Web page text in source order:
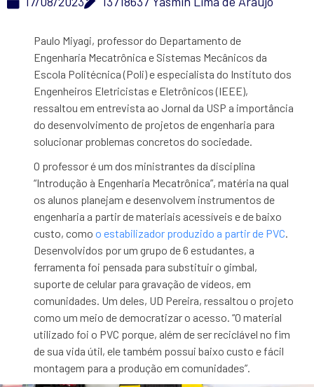
Paulo Miyagi, professor do Departamento de
Engenharia Mecatrônica e Sistemas Mecânicos da
Escola Politécnica (Poli) e especialista do Instituto dos
Engenheiros Eletricistas e Eletrônicos (IEEE),
ressaltou em entrevista ao Jornal da USP a importância
do desenvolvimento de projetos de engenharia para
solucionar problemas concretos do sociedade.
O professor é um dos ministrantes da disciplina
“Introdução à Engenharia Mecatrônica”, matéria na qual
os alunos planejam e desenvolvem instrumentos de
engenharia a partir de materiais acessíveis e de baixo
custo, como o estabilizador produzido a partir de PVC.
Desenvolvidos por um grupo de 6 estudantes, a
ferramenta foi pensada para substituir o gimbal,
suporte de celular para gravação de vídeos, em
comunidades. Um deles, UD Pereira, ressaltou o projeto
como um meio de democratizar o acesso.“O material
utilizado foi o PVC porque, além de ser reciclável no fim
de sua vida útil, ele também possui baixo custo e fácil
montagem para a produção em comunidades”.